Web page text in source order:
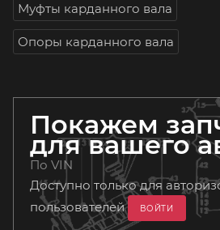
Муфты карданного вала
Опоры карданного вала
Покажем
для вашего
По VIN
Доступно только для
пользователей
ВОЙТИ